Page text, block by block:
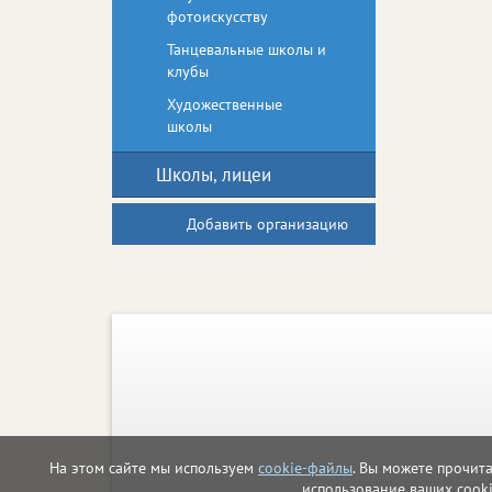
На этом сайте мы используем cookie-файлы. Вы можете
фотоискусству
Танцевальные школы и
клубы
Художественные
школы
Школы, лицеи
Добавить организацию